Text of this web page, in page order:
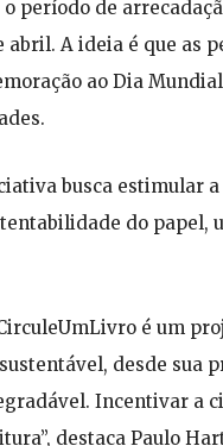
o período de
abril. A ideia é que as
ao Dia
busca estimular
do papel,
é um
desde sua
Incentivar a
destaca Paulo